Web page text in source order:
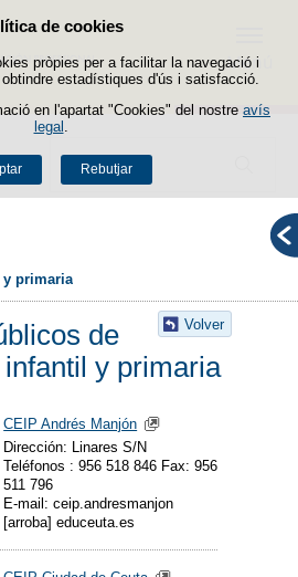
de cookies
pròpies per a facilitar la navegació i
estadístiques d'ús i satisfacció.
en l'apartat "Cookies" del nostre avís
legal
Rebutjar
Passar al contingut
Buscador
Menú
y primaria
Volver
de
y primaria
CEIP Andrés Manjón
Dirección: Linares S/N
Teléfonos : 956 518 846 Fax: 956
511 796
E-mail: ceip.andresmanjon
[arroba] educeuta.es